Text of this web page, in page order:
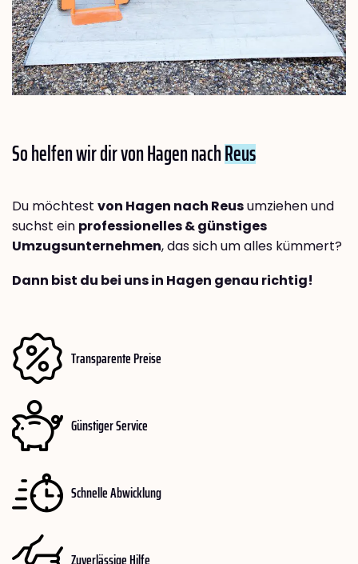
So helfen wir dir von Hagen nachReus
Du möchtest von Hagen nach Reusumziehen und
suchst ein professionelles & günstiges
Umzugsunternehmen, das sich um alles kümmert?
Dann bist du bei uns in Hagen genau richtig!
Transparente Preise
Günstiger Service
Schnelle Abwicklung